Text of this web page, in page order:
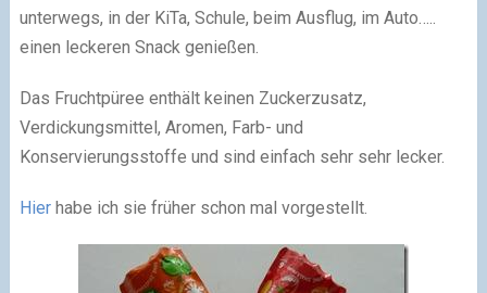
unterwegs, in der KiTa, Schule, beim Ausflug, im Auto…..
einen leckeren Snack genießen.
Das Fruchtpüree enthält keinen Zuckerzusatz,
Verdickungsmittel, Aromen, Farb- und
Konservierungsstoffe und sind einfach sehr sehr lecker.
Hierhabe ich sie früher schon mal vorgestellt.